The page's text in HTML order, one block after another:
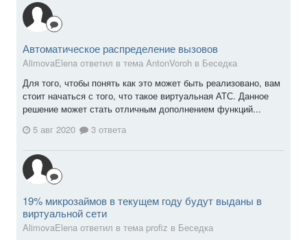
Автоматическое распределение вызовов
AlimovaElena ответил в тема AntonVoroh в Беседка
Для того, чтобы понять как это может быть реализовано, вам
стоит начаться с того, что такое виртуальная АТС. Данное
решение может стать отличным дополнением функций...
5 авг 2020
3 ответа
19% микрозаймов в текущем году будут выданы в
виртуальной сети
AlimovaElena ответил в тема profiz в Беседка